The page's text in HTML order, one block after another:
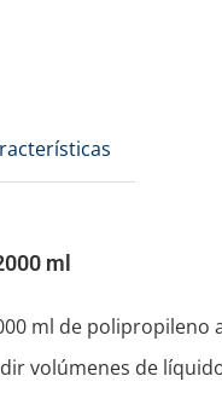
ml
ml de
volúmenes de